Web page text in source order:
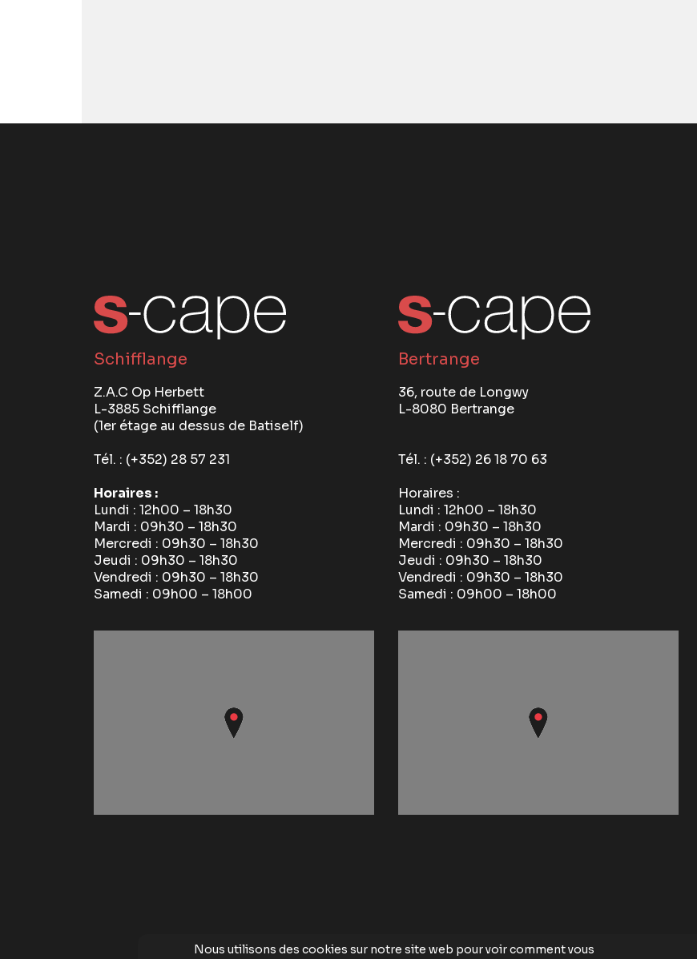
Schifflange
Z.A.C Op Herbett
L-3885 Schifflange
(1er étage au dessus de Batiself)
Tél. : (+352) 28 57 231
Horaires :
Lundi : 12h00 – 18h30
Mardi : 09h30 – 18h30
Mercredi : 09h30 – 18h30
Jeudi : 09h30 – 18h30
Vendredi : 09h30 – 18h30
Samedi : 09h00 – 18h00
Bertrange
36, route de Longwy
L-8080 Bertrange
Tél. : (+352) 26 18 70 63
Horaires :
Lundi : 12h00 – 18h30
Mardi : 09h30 – 18h30
Mercredi : 09h30 – 18h30
Jeudi : 09h30 – 18h30
Vendredi : 09h30 – 18h30
Samedi : 09h00 – 18h00
Nous utilisons des cookies sur notre site web pour voir comment vous